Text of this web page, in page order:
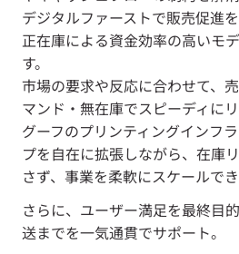
デジタルファーストで販売促進
正在庫による資金効率の高いモ
す。
市場の要求や反応に合わせて、
マンド・無在庫でスピーディにリ
グーフのプリンティングインフ
プを自在に拡張しながら、在庫
さず、事業を柔軟にスケールでき
さらに、ユーザー満足を最終目
送までを一気通貫でサポート。